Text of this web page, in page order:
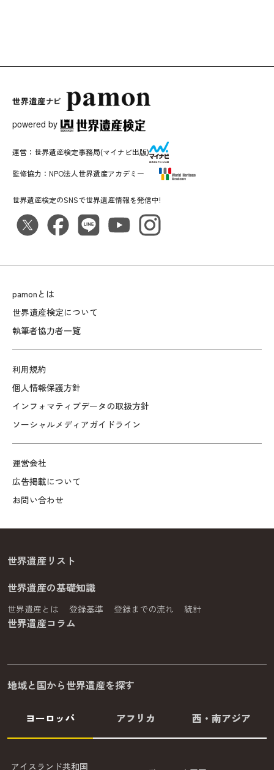
powered by
pamonとは
世界遺産検定について
執筆者協力者一覧
利用規約
個人情報保護方針
インフォマティブデータの取扱方針
ソーシャルメディアガイドライン
運営会社
広告掲載について
お問い合わせ
世界遺産検定のSNSで世界遺産情報を発信中!
運営： 世界遺産検定事務局(マイナビ出版)
監修協力： NPO法人世界遺産アカデミー
世界遺産リスト
世界遺産の基礎知識
世界遺産とは 登録基準 登録までの流れ 統計
世界遺産コラム
地域と国から世界遺産を探す
ヨーロッパ アフリカ 西・南アジア
アイスランド共和国